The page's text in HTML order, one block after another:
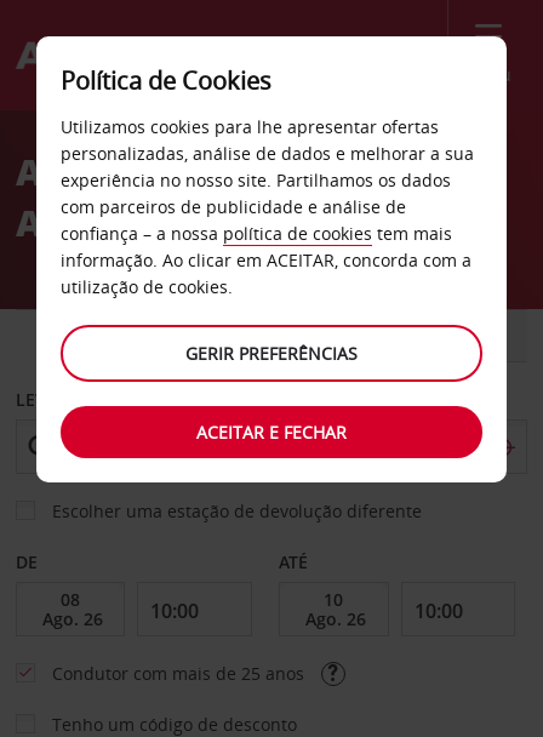
Menu
Welcome
AvisAluguer de carros
Aeroporto de Santa Fé
CARRO COMERCIAIS
LEVANTAR EM
Escolher uma estação de devolução diferente
DE ATÉ
Condutor com mais de 25 anos
Tenho um código de desconto
Política de Cookies
Utilizamos cookies para lhe apresentar ofertas
personalizadas, análise de dados e melhorar a sua
experiência no nosso site. Partilhamos os dados
com parceiros de publicidade e análise de
confiança – a nossa política de cookies tem mais
informação. Ao clicar em ACEITAR, concorda com a
utilização de cookies.
GERIR PREFERÊNCIAS
ACEITAR E FECHAR